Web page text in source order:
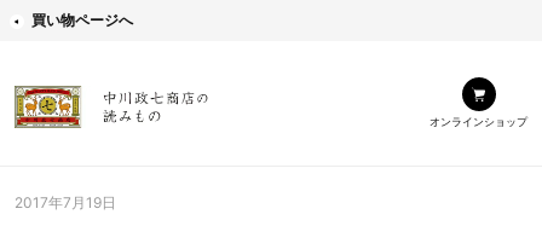
買い物ページへ
オンラインショップ
2017年7月19日